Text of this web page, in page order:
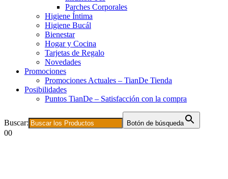
Parches Corporales
Higiene Íntima
Higiene Bucál
Bienestar
Hogar y Cocina
Tarjetas de Regalo
Novedades
Promociones
Promociones Actuales – TianDe Tienda
Posibilidades
Puntos TianDe – Satisfacción con la compra
Buscar: Botón de búsqueda
00